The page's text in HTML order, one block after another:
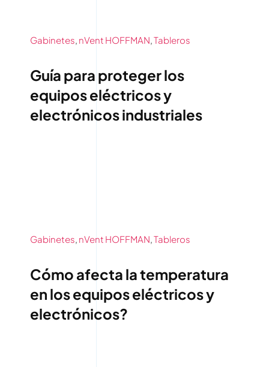
Gabinetes, nVent HOFFMAN,Tableros
Guía para proteger los
equipos eléctricos y
electrónicos industriales
Gabinetes, nVent HOFFMAN,Tableros
Cómo afecta la temperatura
en los equipos eléctricos y
electrónicos?